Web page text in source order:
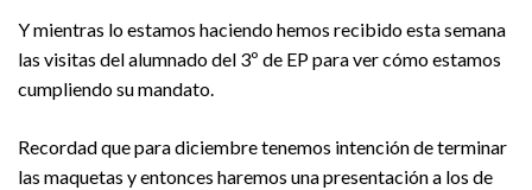
Y mientras lo estamos haciendo hemos recibido esta semana
las visitas del alumnado del 3º de EP para ver cómo estamos
cumpliendo su mandato.
Recordad que para diciembre tenemos intención de terminar
las maquetas y entonces haremos una presentación a los de